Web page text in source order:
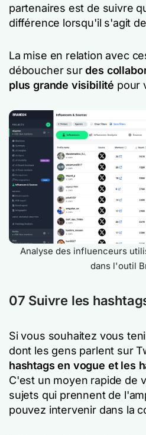
partenaires est de suivre
différence lorsqu'il s'agit
La mise en relation avec
déboucher surdes
plus grande visibilité pour
Analyse des influenceurs
dans l'outil
07 Suivre les
Si vous souhaitez vous
dont les gens parlent sur
hashtags en vogue et les
C'est un moyen rapide de
sujets qui prennent de
pouvez intervenir dans la